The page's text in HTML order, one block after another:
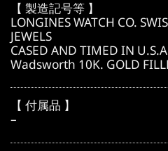
【 製造記号等 】
LONGINES WATCH CO.
JEWELS
CASED AND TIMED IN
Wadsworth 10K. GOLD
【 付属品 】
–